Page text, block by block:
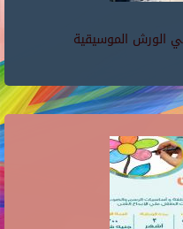
الورش الموسيقية